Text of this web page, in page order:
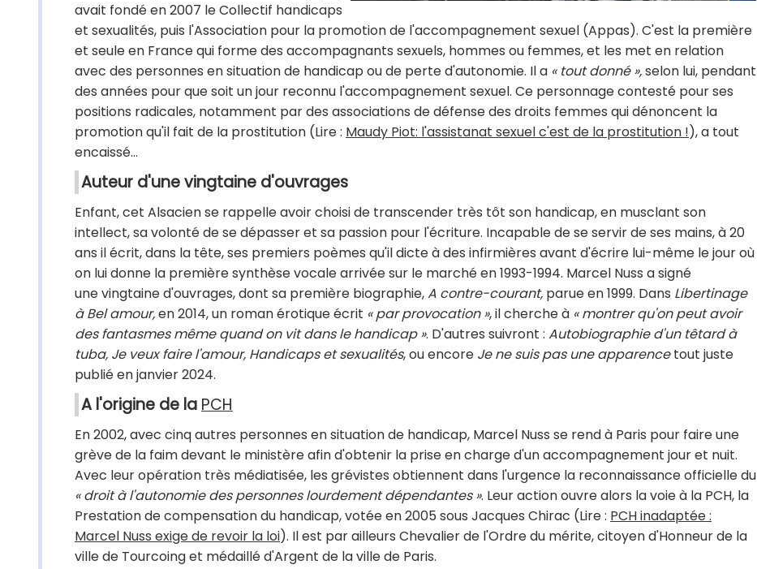
avait fondé en 2007 le Collectif handicaps
et sexualités, puis l'Association pour la promotion de l'accompagnement sexuel (Appas). C'est la première
et seule en France qui forme des accompagnants sexuels, hommes ou femmes, et les met en relation
avec des personnes en situation de handicap ou de perte d'autonomie. Il a « tout donné »,selon lui, pendant
des années pour que soit un jour reconnu l'accompagnement sexuel. Ce personnage contesté pour ses
positions radicales, notamment par des associations de défense des droits femmes qui dénoncent la
promotion qu'il fait de la prostitution (Lire : Maudy Piot: l'assistanat sexuel c'est de la prostitution !), a tout
encaissé…
Auteur d'une vingtaine d'ouvrages
Enfant, cet Alsacien se rappelle avoir choisi de transcender très tôt son handicap, en musclant son
intellect, sa volonté de se dépasser et sa passion pour l'écriture. Incapable de se servir de ses mains, à 20
ans il écrit, dans la tête, ses premiers poèmes qu'il dicte à des infirmières avant d'écrire lui-même le jour où
on lui donne la première synthèse vocale arrivée sur le marché en 1993-1994. Marcel Nuss a signé
une vingtaine d'ouvrages, dont sa première biographie,A contre-courant, parue en 1999. Dans Libertinage
à Bel amour,en 2014, un roman érotique écrit « par provocation », il cherche à « montrer qu'on peut avoir
des fantasmes même quand on vit dans le handicap ». D'autres suivront : Autobiographie d'un têtard à
tuba, Je veux faire l'amour, Handicaps et sexualités, ou encore Je ne suis pas une apparencetout juste
publié en janvier 2024.
A l'origine de la PCH
En 2002, avec cinq autres personnes en situation de handicap, Marcel Nuss se rend à Paris pour faire une
grève de la faim devant le ministère afin d'obtenir la prise en charge d'un accompagnement jour et nuit.
Avec leur opération très médiatisée, les grévistes obtiennent dans l'urgence la reconnaissance officielle du
« droit à l'autonomie des personnes lourdement dépendantes ». Leur action ouvre alors la voie à la PCH, la
Prestation de compensation du handicap, votée en 2005 sous Jacques Chirac (Lire : PCH inadaptée :
Marcel Nuss exige de revoir la loi). Il est par ailleurs Chevalier de l'Ordre du mérite, citoyen d'Honneur de la
ville de Tourcoing et médaillé d'Argent de la ville de Paris.